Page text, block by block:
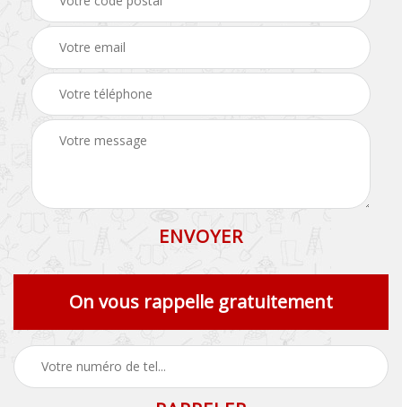
On vous rappelle gratuitement